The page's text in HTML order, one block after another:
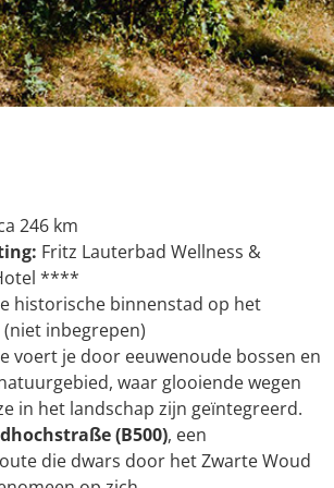
Duitslands magische B500: de
246 km
Fritz Lauterbad Wellness &
****
historische binnenstad op het
inbegrepen)
voert je door eeuwenoude bossen en
waar glooiende wegen
in het landschap zijn geïntegreerd.
(B500), een
die dwars door het Zwarte Woud